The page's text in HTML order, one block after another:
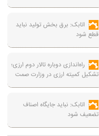
اتابک: برق بخش تولید نباید
قطع شود
راه‌اندازی دوباره تالار دوم ارزی؛
تشکیل کمیته ارزی در وزارت صمت
اتابک: نباید جایگاه اصناف
تضعیف شود